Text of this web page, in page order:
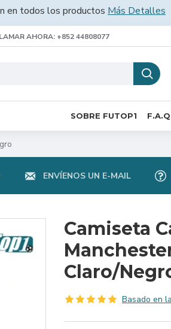
en todos los productos Más Detalles
AHORA: +852 44808077
SOBRE FUTOP1
ENVÍENOS UN E-MAIL
Camiseta
Claro/
Basado en